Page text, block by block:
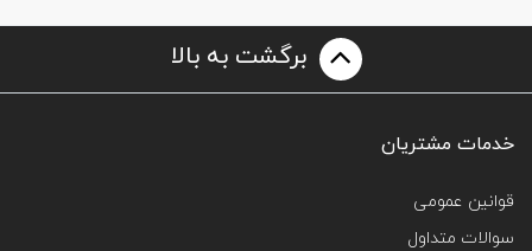
برگشت به بالا
خدمات مشتریان
قوانین عمومی
سوالات متداول